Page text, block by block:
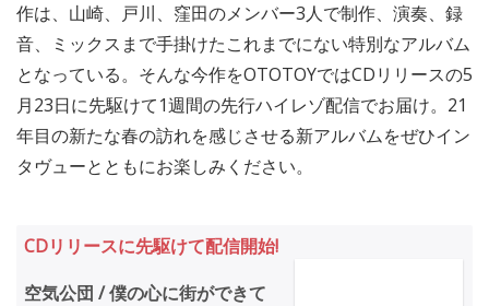
作は、山崎、戸川、窪田のメンバー3人で制作、演奏、録
音、ミックスまで手掛けたこれまでにない特別なアルバム
となっている。そんな今作をOTOTOYではCDリリースの5
月23日に先駆けて1週間の先行ハイレゾ配信でお届け。21
年目の新たな春の訪れを感じさせる新アルバムをぜひイン
タヴューとともにお楽しみください。
CDリリースに先駆けて配信開始!
空気公団 / 僕の心に街ができて